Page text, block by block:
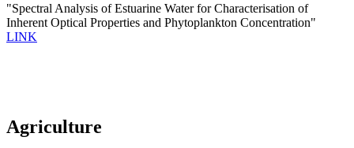
"Spectral Analysis of Estuarine Water for Characterisation of
Inherent Optical Properties and Phytoplankton Concentration"
LINK
Agriculture